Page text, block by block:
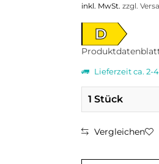
inkl. MwSt. zzgl.
D
Lieferzeit ca. 2-
Vergleichen